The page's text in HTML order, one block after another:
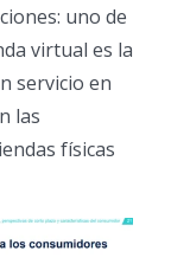
uno de
virtual es la
servicio en
las
físicas